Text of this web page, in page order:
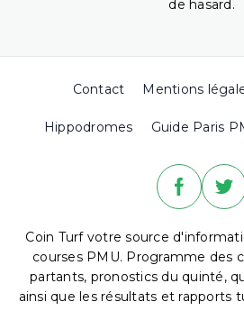
de hasard.
Contact Mentions
Hippodromes Guide Paris
Coin Turf votre source
courses PMU. Programme des
partants, pronostics du quinté,
ainsi que les résultats et rapports